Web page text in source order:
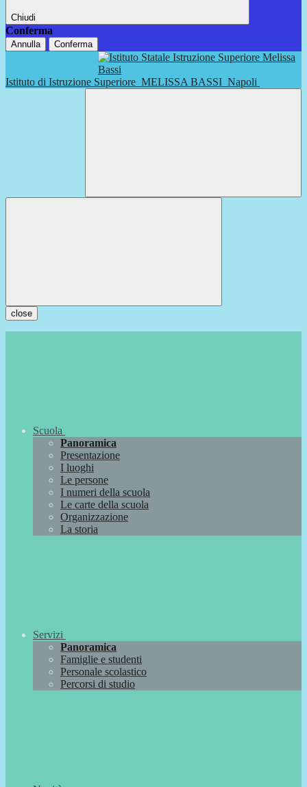
Chiudi
Conferma
Annulla Conferma
Istituto di Istruzione Superiore MELISSA BASSI Napoli
close
Scuola
Panoramica
Presentazione
I luoghi
Le persone
I numeri della scuola
Le carte della scuola
Organizzazione
La storia
Servizi
Panoramica
Famiglie e studenti
Personale scolastico
Percorsi di studio